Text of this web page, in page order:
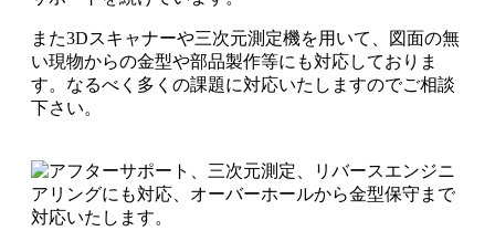
また3Dスキャナーや三次元測定機を用いて、図面の無
い現物からの金型や部品製作等にも対応しておりま
す。なるべく多くの課題に対応いたしますのでご相談
下さい。